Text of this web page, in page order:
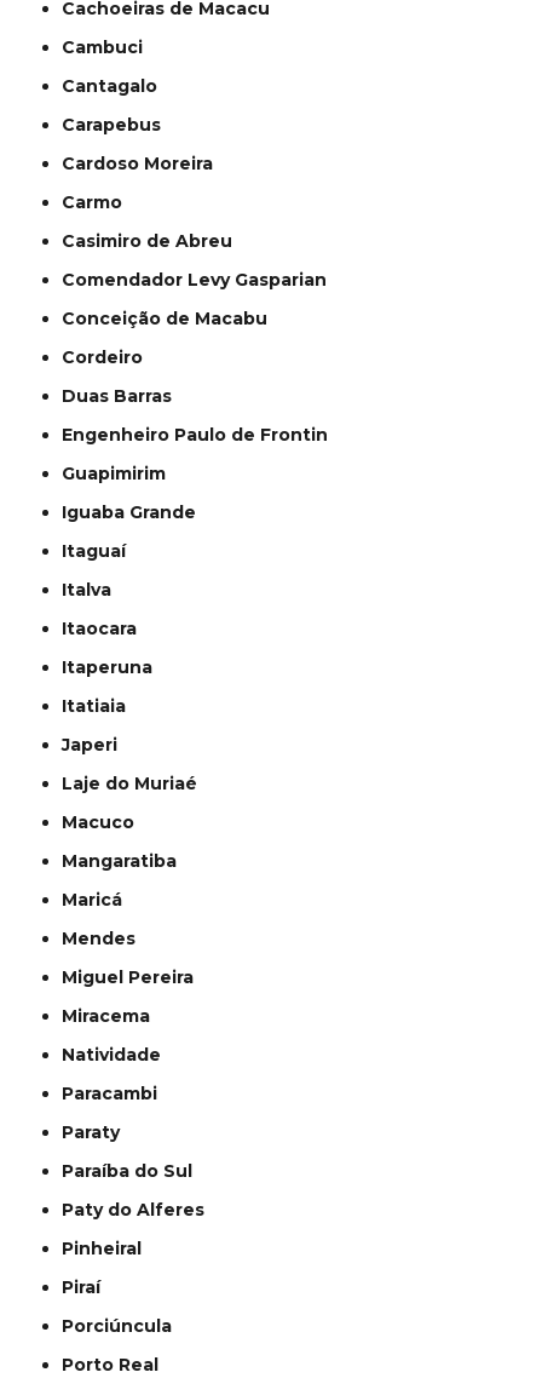
Cachoeiras de Macacu
Cambuci
Cantagalo
Carapebus
Cardoso Moreira
Carmo
Casimiro de Abreu
Comendador Levy Gasparian
Conceição de Macabu
Cordeiro
Duas Barras
Engenheiro Paulo de Frontin
Guapimirim
Iguaba Grande
Itaguaí
Italva
Itaocara
Itaperuna
Itatiaia
Japeri
Laje do Muriaé
Macuco
Mangaratiba
Maricá
Mendes
Miguel Pereira
Miracema
Natividade
Paracambi
Paraty
Paraíba do Sul
Paty do Alferes
Pinheiral
Piraí
Porciúncula
Porto Real